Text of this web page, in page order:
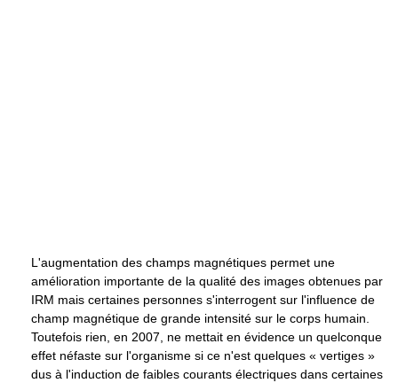
L'augmentation des champs magnétiques permet une
amélioration importante de la qualité des images obtenues par
IRM mais certaines personnes s'interrogent sur l'influence de
champ magnétique de grande intensité sur le corps humain.
Toutefois rien, en 2007, ne mettait en évidence un quelconque
effet néfaste sur l'organisme si ce n'est quelques « vertiges »
dus à l'induction de faibles courants électriques dans certaines